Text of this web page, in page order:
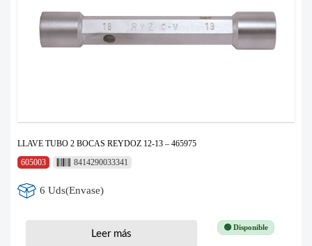
LLAVE TUBO 2 BOCAS REYDOZ 12-13 – 465975
605003
8414290033341
6 Uds(Envase)
🟢 Disponible
Leer más